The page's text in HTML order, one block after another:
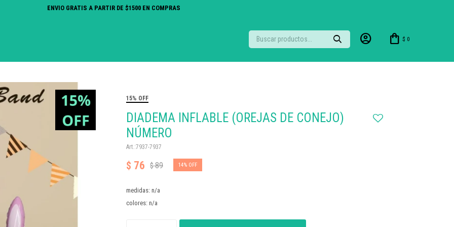
ENVIO GRATIS A PARTIR DE $1500 EN COMPRAS
$ 0
15% OFF
DIADEMA INFLABLE (OREJAS DE CONEJO)
NÚMERO
7937-7937
$ 76 $89 14
medidas: n/a
colores: n/a